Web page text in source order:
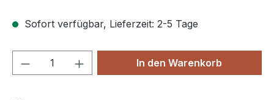
Sofort verfügbar, Lieferzeit: 2-5 Tage
Produkt Anzahl: Gib denIn den Warenkorb